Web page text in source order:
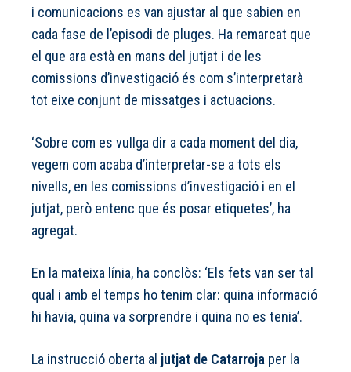
i comunicacions es van ajustar al que sabien en
cada fase de l’episodi de pluges. Ha remarcat que
el que ara està en mans del jutjat i de les
comissions d’investigació és com s’interpretarà
tot eixe conjunt de missatges i actuacions.
‘Sobre com es vullga dir a cada moment del dia,
vegem com acaba d’interpretar-se a tots els
nivells, en les comissions d’investigació i en el
jutjat, però entenc que és posar etiquetes’, ha
agregat.
En la mateixa línia, ha conclòs: ‘Els fets van ser tal
qual i amb el temps ho tenim clar: quina informació
hi havia, quina va sorprendre i quina no es tenia’.
La instrucció oberta al jutjat de Catarroja per la